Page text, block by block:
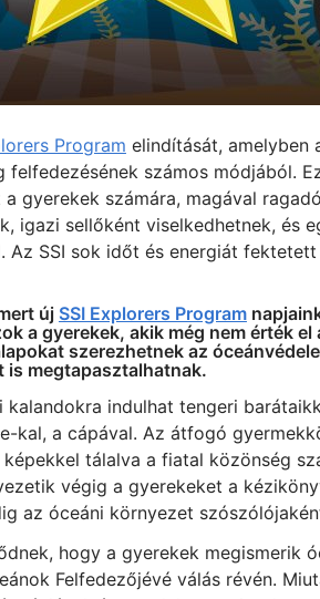
Program elindítását, amelyben
számos módjából.
gyerekek számára, magával
igazi sellőként viselkedhetnek, és
Az SSI sok időt és energiát
új SSI Explorers Program
a gyerekek, akik még nem érték
szerezhetnek az
is megtapasztalhatnak.
indulhat tengeri
kal, a cápával. Az átfogó
tálalva a fiatal közönség
végig a gyerekeket a
az óceáni környezet
hogy a gyerekek megismerik
Felfedezőjévé válás révén.